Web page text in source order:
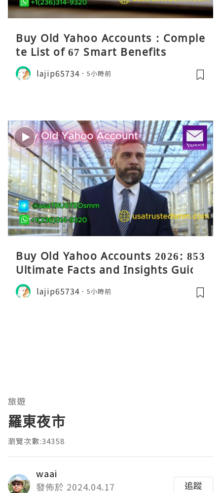
Buy Old Yahoo Accounts : Comple
te List of 67 Smart Benefits
lajip65734 5小時前
Buy Old Yahoo Accounts 2026: 853
Ultimate Facts and Insights Guide
lajip65734 5小時前
旅遊
羅東夜市
瀏覽次數:34358
waai
發佈於 2024.04.17
追蹤